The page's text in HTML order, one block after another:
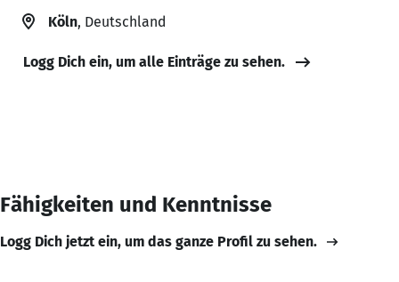
Köln, Deutschland
Logg Dich ein, um alle Einträge zu sehen.
Fähigkeiten und Kenntnisse
Logg Dich jetzt ein, um das ganze Profil zu sehen.